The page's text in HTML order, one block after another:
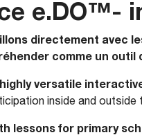
e.DO™-
directement avec
comme un
versatile
inside and
lessons for primary